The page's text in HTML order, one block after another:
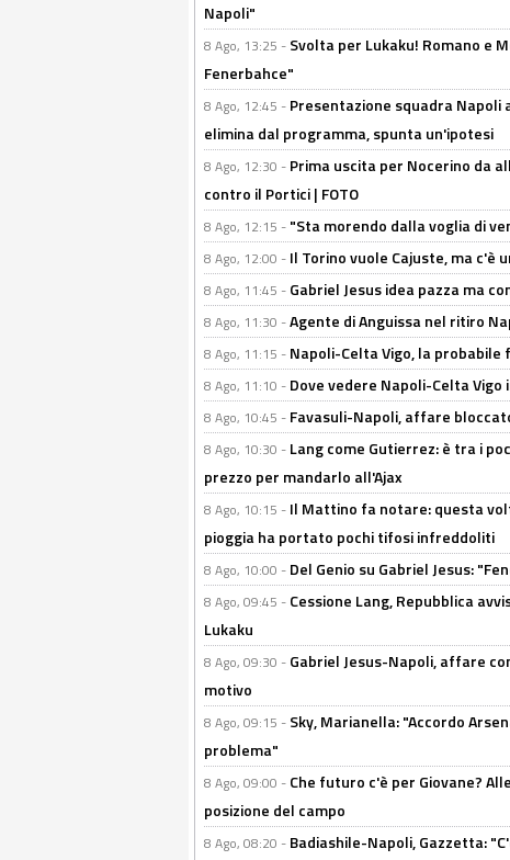
Napoli"
8 Ago, 13:25 - Svolta per Lukaku! Romano e
Fenerbahce"
8 Ago, 12:45 - Presentazione squadra Napoli
elimina dal programma, spunta un'ipotesi
8 Ago, 12:30 - Prima uscita per Nocerino da
contro il Portici | FOTO
8 Ago, 12:15 - "Sta morendo dalla voglia di
8 Ago, 12:00 - Il Torino vuole Cajuste, ma
8 Ago, 11:45 - Gabriel Jesus idea pazza ma
8 Ago, 11:30 -Agente di Anguissa nel ritiro
8 Ago, 11:15 - Napoli-Celta Vigo, la
8 Ago, 11:10 - Dove vedere Napoli-Celta
8 Ago, 10:45 - Favasuli-Napoli, affare
8 Ago, 10:30 - Lang come Gutierrez: è tra i
prezzo per mandarlo all'Ajax
8 Ago, 10:15 - Il Mattino fa notare: questa
pioggia ha portato pochi tifosi infreddoliti
8 Ago, 10:00 - Del Genio su Gabriel Jesus:
8 Ago, 09:45 - Cessione Lang, Repubblica
Lukaku
8 Ago, 09:30 - Gabriel Jesus-Napoli, affare
motivo
8 Ago, 09:15 - Sky, Marianella: "Accordo
problema"
8 Ago, 09:00 - Che futuro c'è per Giovane?
posizione del campo
8 Ago, 08:20 - Badiashile-Napoli, Gazzetta: